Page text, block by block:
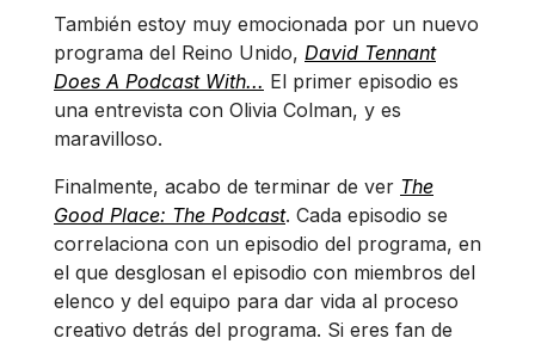
También estoy muy emocionada por un nuevo
programa del Reino Unido, David Tennant
Does A Podcast With... El primer episodio es
una entrevista con Olivia Colman, y es
maravilloso.
Finalmente, acabo de terminar de ver The
Good Place: The Podcast. Cada episodio se
correlaciona con un episodio del programa, en
el que desglosan el episodio con miembros del
elenco y del equipo para dar vida al proceso
creativo detrás del programa. Si eres fan de